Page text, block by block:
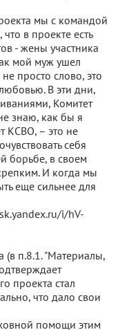
мы с командой
в проекте есть
- жены участника
мой муж ушел
просто слово, это
В эти дни,
Комитет
знаю, как бы я
КСВО, – это не
себя
борьбе, в своем
И когда мы
еще сильнее для
i/hV-
(в п.8.1. "Материалы,
проекта стал
что дало свои
помощи этим